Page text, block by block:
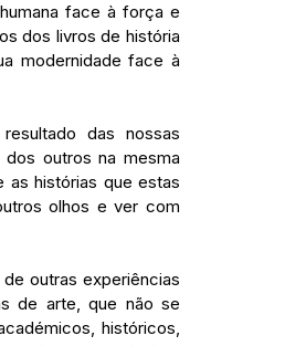
face à força e
dos livros de história
modernidade face à
das nossas
outros na mesma
histórias que estas
olhos e ver com
outras experiências
de arte, que não se
históricos,